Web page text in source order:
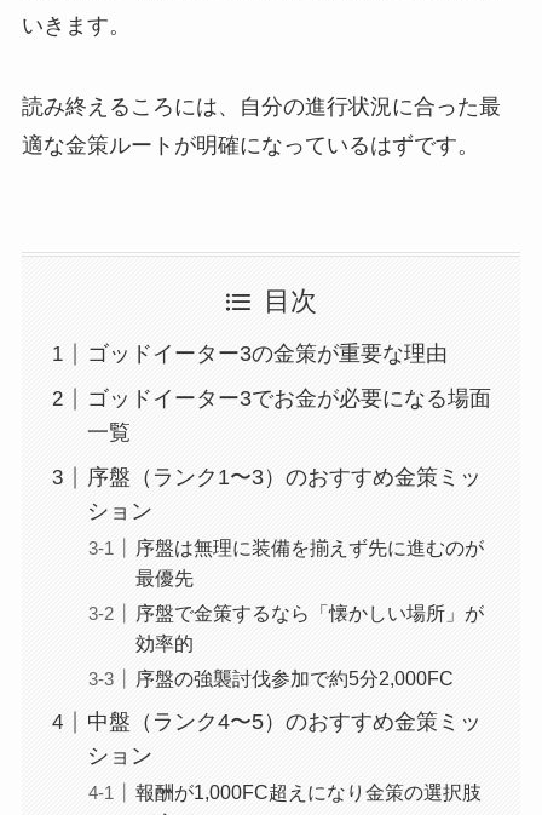
いきます。
読み終えるころには、自分の進行状況に合った最
適な金策ルートが明確になっているはずです。
目次
ゴッドイーター3の金策が重要な理由
ゴッドイーター3でお金が必要になる場面
一覧
序盤（ランク1〜3）のおすすめ金策ミッ
ション
序盤は無理に装備を揃えず先に進むのが
最優先
序盤で金策するなら「懐かしい場所」が
効率的
序盤の強襲討伐参加で約5分2,000FC
中盤（ランク4〜5）のおすすめ金策ミッ
ション
報酬が1,000FC超えになり金策の選択肢